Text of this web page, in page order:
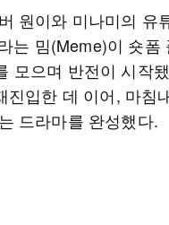
원이와 미나미의 유
는 밈(Meme)이 숏폼
모으며 반전이 시작
진입한 데 이어, 마침
드라마를 완성했다.